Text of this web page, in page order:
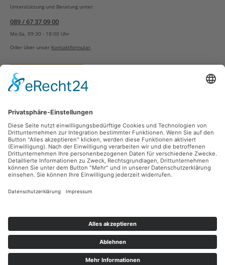
Unterstützung und Beratung unter:
089 / 67 37 09 00
Mo-Sa, 09:30 - 18:00 Uhr
Oder über unser Kontaktformular.
Vertrag widerrufen
Zahlungsarten
Sicher Einkaufen
Ladengeschäft
Newsletter
Facebook Instagram
Alle Preise inkl. gesetzl. Mehrwertsteuer zzgl.